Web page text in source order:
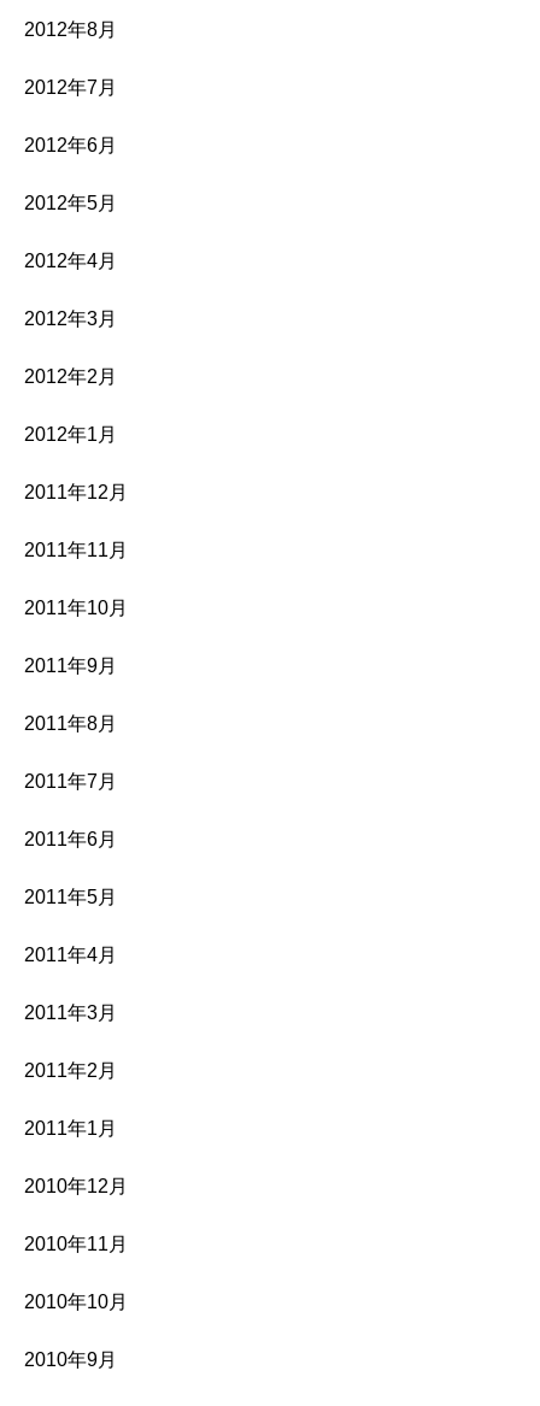
2012年8月
2012年7月
2012年6月
2012年5月
2012年4月
2012年3月
2012年2月
2012年1月
2011年12月
2011年11月
2011年10月
2011年9月
2011年8月
2011年7月
2011年6月
2011年5月
2011年4月
2011年3月
2011年2月
2011年1月
2010年12月
2010年11月
2010年10月
2010年9月